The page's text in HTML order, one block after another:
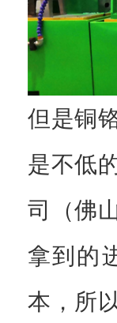
但是铜
是不低
司（佛
拿到的
本，所